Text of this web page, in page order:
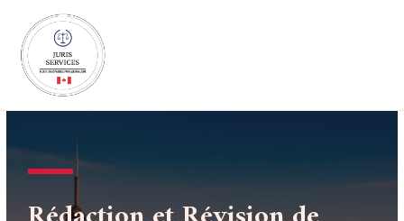
contenu